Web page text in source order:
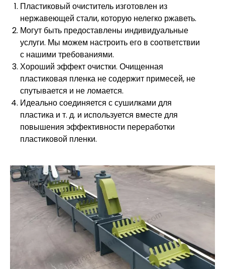
Пластиковый очиститель изготовлен из
нержавеющей стали, которую нелегко ржаветь.
Могут быть предоставлены индивидуальные
услуги. Мы можем настроить его в соответствии
с нашими требованиями.
Хороший эффект очистки. Очищенная
пластиковая пленка не содержит примесей, не
спутывается и не ломается.
Идеально соединяется с сушилками для
пластика и т. д. и используется вместе для
повышения эффективности переработки
пластиковой пленки.